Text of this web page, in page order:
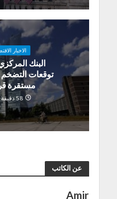
الاخبار
البنك
توقعات
مستقرة
58 دقيقة مضى
عن الكاتب
Amir